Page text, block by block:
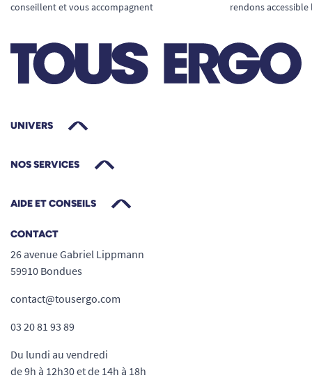
conseillent et vous accompagnent
rendons
UNIVERS
NOS SERVICES
AIDE ET CONSEILS
CONTACT
26 avenue Gabriel Lippmann
59910 Bondues
contact@tousergo.com
03 20 81 93 89
Du lundi au vendredi
de 9h à 12h30 et de 14h à 18h